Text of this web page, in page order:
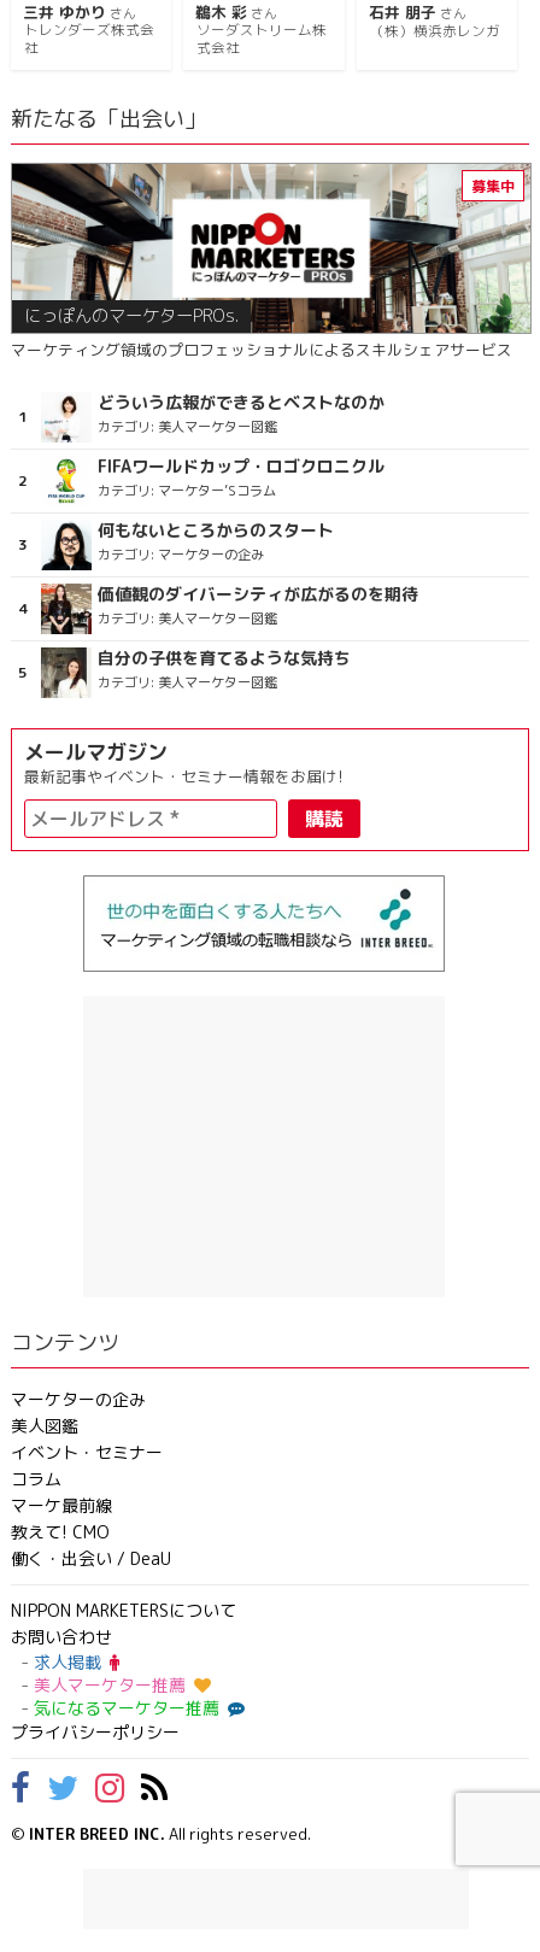
三井 ゆかり さん
トレンダーズ株式会
社
鵜木 彩 さん
ソーダストリーム株
式会社
石井 朋子 さん
（株）横浜赤レンガ
新たなる「出会い」
にっぽんのマーケターPROs.
マーケティング領域のプロフェッショナルによるスキルシェアサービス
どういう広報ができるとベストなのか
カテゴリ: 美人マーケター図鑑
FIFAワールドカップ・ロゴクロニクル
カテゴリ: マーケター’Sコラム
何もないところからのスタート
カテゴリ: マーケターの企み
価値観のダイバーシティが広がるのを期待
カテゴリ: 美人マーケター図鑑
自分の子供を育てるような気持ち
カテゴリ: 美人マーケター図鑑
メールマガジン
最新記事やイベント・セミナー情報をお届け!
コンテンツ
マーケターの企み
美人図鑑
イベント・セミナー
コラム
マーケ最前線
教えて! CMO
働く・出会い / DeaU
NIPPON MARKETERSについて
お問い合わせ
求人掲載
美人マーケター推薦
気になるマーケター推薦
プライバシーポリシー
© INTER BREED INC. All rights reserved.